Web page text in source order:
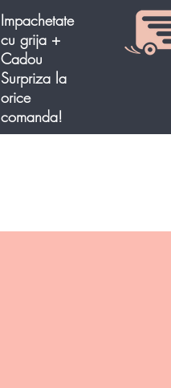
Impachetate
cu grija +
Cadou
Surpriza la
orice
comanda!